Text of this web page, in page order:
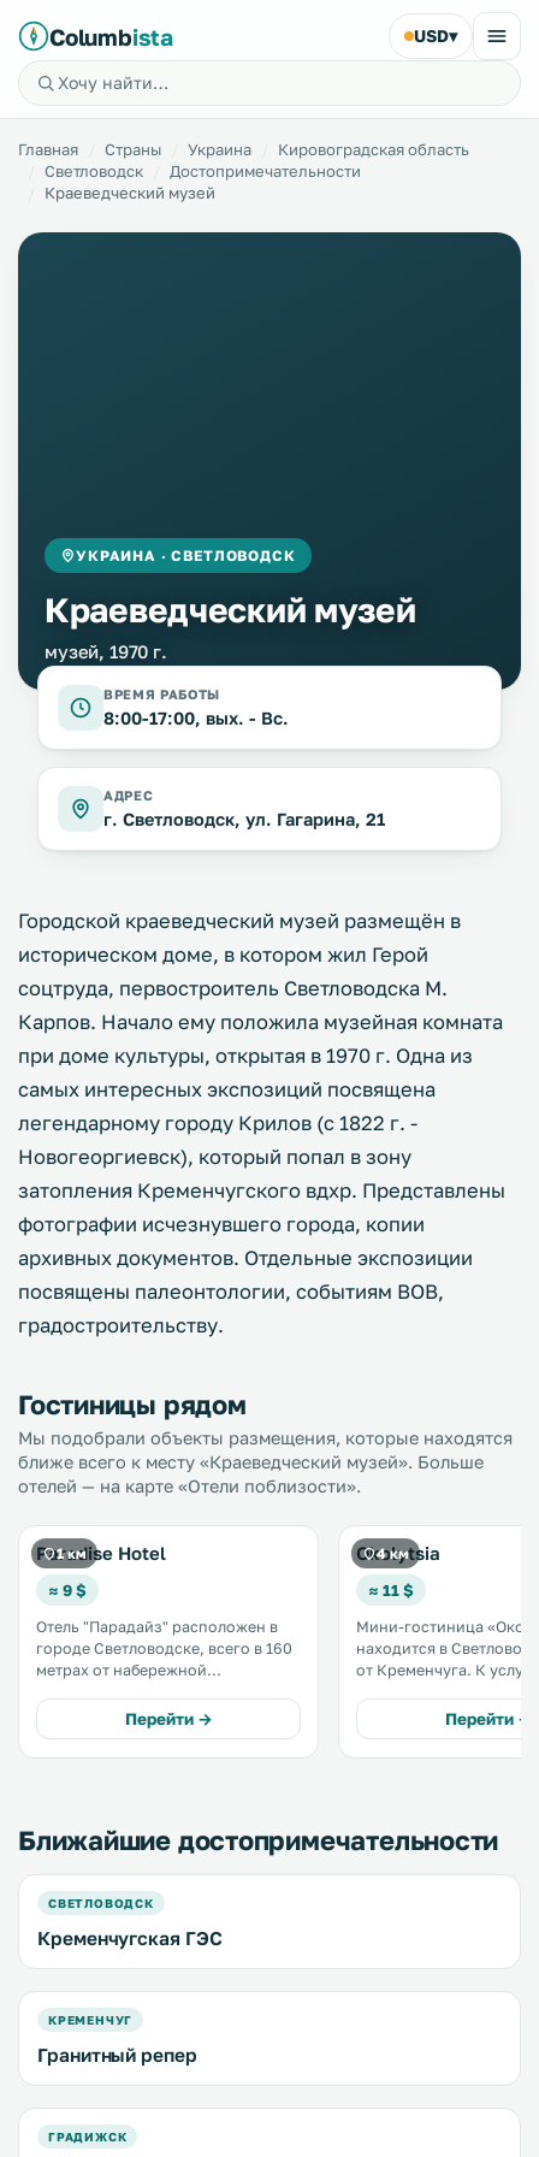
Columbista USD▾
Главная Страны Украина
Кировоградская область
Светловодск
Достопримечательности
Краеведческий музей
УКРАИНА · СВЕТЛОВОДСК
Краеведческий музей
музей, 1970 г.
ВРЕМЯ РАБОТЫ
8:00-17:00, вых. - Вс.
АДРЕС
г. Светловодск, ул. Гагарина, 21
Городской краеведческий музей размещён в
историческом доме, в котором жил Герой
соцтруда, первостроитель Светловодска М.
Карпов. Начало ему положила музейная комната
при доме культуры, открытая в 1970 г. Одна из
самых интересных экспозиций посвящена
легендарному городу Крилов (с 1822 г. -
Новогеоргиевск), который попал в зону
затопления Кременчугского вдхр. Представлены
фотографии исчезнувшего города, копии
архивных документов. Отдельные экспозиции
посвящены палеонтологии, событиям ВОВ,
градостроительству.
Гостиницы рядом
Мы подобрали объекты размещения, которые находятся
ближе всего к месту «Краеведческий музей». Больше
отелей — на карте «Отели поблизости».
1 км
Paradise Hotel
≈ 9 $
Отель "Парадайз" расположен в
городе Светловодске, всего в 160
метрах от набережной
К услугам гостей бесплатный кофе
(2 раза в день) и бесплатный Wi-Fi.
Кроме того, вы можете
Перейти →
4 км
Okolytsia
≈ 11 $
Мини-гостиница
находится в
от Кременчуга. К услугам гостей
территории, ресторан и
бесплатная частная
номера оснащены
Перейти →
Ближайшие достопримечательности
СВЕТЛОВОДСК
Кременчугская ГЭС
КРЕМЕНЧУГ
Гранитный репер
ГРАДИЖСК